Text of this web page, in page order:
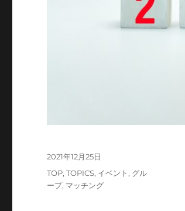
投
2021年12月25日
カ
テ
TOP,TOPICS, イベント , グル
ープ, マッチング